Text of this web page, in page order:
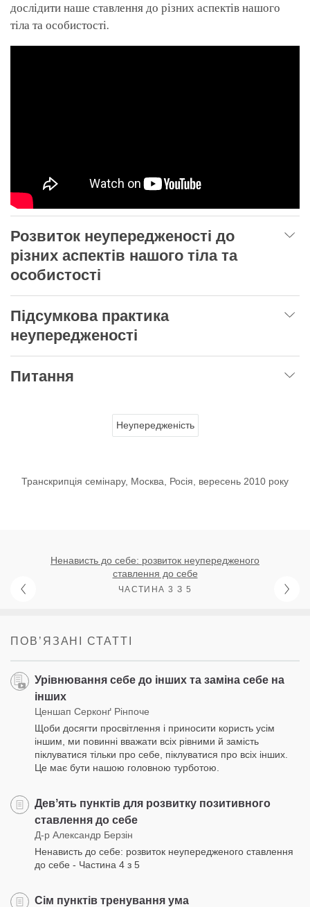
дослідити наше ставлення до різних аспектів нашого
тіла та особистості.
Розвиток неупередженості до
різних аспектів нашого тіла та
особистості
Підсумкова практика
неупередженості
Питання
Неупередженість
Транскрипція семінару, Москва, Росія, вересень 2010 року
Ненависть до себе: розвиток неупередженого
ставлення до себе
ЧАСТИНА 3 З 5
ПОВʼЯЗАНІ СТАТТІ
Урівнювання себе до інших та заміна себе на
інших
Ценшап Серконґ Рінпоче
Щоби досягти просвітлення і приносити користь усім
іншим, ми повинні вважати всіх рівними й замість
піклуватися тільки про себе, піклуватися про всіх інших.
Це має бути нашою головною турботою.
Девʼять пунктів для розвитку позитивного
ставлення до себе
Д-р Александр Берзін
Ненависть до себе: розвиток неупередженого ставлення
до себе - Частина 4 з 5
Сім пунктів тренування ума